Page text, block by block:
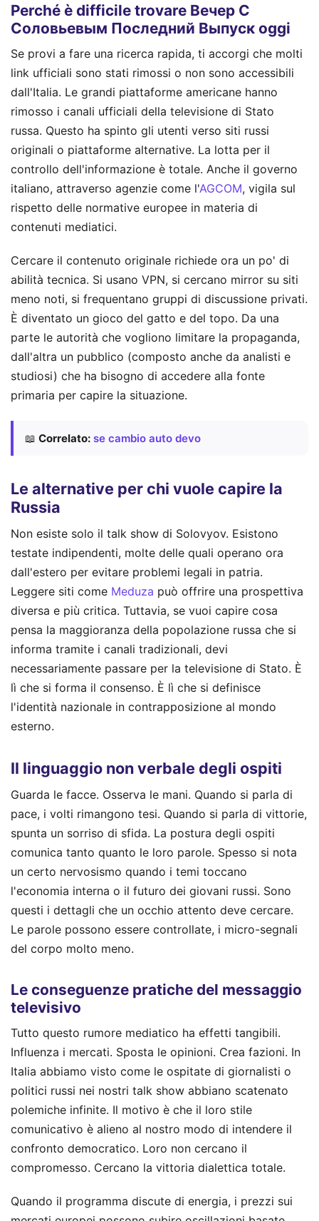
Perché è difficile trovare Вечер С
Соловьевым Последний Выпуск oggi
Se provi a fare una ricerca rapida, ti accorgi che molti
link ufficiali sono stati rimossi o non sono accessibili
dall'Italia. Le grandi piattaforme americane hanno
rimosso i canali ufficiali della televisione di Stato
russa. Questo ha spinto gli utenti verso siti russi
originali o piattaforme alternative. La lotta per il
controllo dell'informazione è totale. Anche il governo
italiano, attraverso agenzie come l'AGCOM, vigila sul
rispetto delle normative europee in materia di
contenuti mediatici.
Cercare il contenuto originale richiede ora un po' di
abilità tecnica. Si usano VPN, si cercano mirror su siti
meno noti, si frequentano gruppi di discussione privati.
È diventato un gioco del gatto e del topo. Da una
parte le autorità che vogliono limitare la propaganda,
dall'altra un pubblico (composto anche da analisti e
studiosi) che ha bisogno di accedere alla fonte
primaria per capire la situazione.
📖 Correlato: se cambio auto devo
Le alternative per chi vuole capire la
Russia
Non esiste solo il talk show di Solovyov. Esistono
testate indipendenti, molte delle quali operano ora
dall'estero per evitare problemi legali in patria.
Leggere siti come Meduza può offrire una prospettiva
diversa e più critica. Tuttavia, se vuoi capire cosa
pensa la maggioranza della popolazione russa che si
informa tramite i canali tradizionali, devi
necessariamente passare per la televisione di Stato. È
lì che si forma il consenso. È lì che si definisce
l'identità nazionale in contrapposizione al mondo
esterno.
Il linguaggio non verbale degli ospiti
Guarda le facce. Osserva le mani. Quando si parla di
pace, i volti rimangono tesi. Quando si parla di vittorie,
spunta un sorriso di sfida. La postura degli ospiti
comunica tanto quanto le loro parole. Spesso si nota
un certo nervosismo quando i temi toccano
l'economia interna o il futuro dei giovani russi. Sono
questi i dettagli che un occhio attento deve cercare.
Le parole possono essere controllate, i micro-segnali
del corpo molto meno.
Le conseguenze pratiche del messaggio
televisivo
Tutto questo rumore mediatico ha effetti tangibili.
Influenza i mercati. Sposta le opinioni. Crea fazioni. In
Italia abbiamo visto come le ospitate di giornalisti o
politici russi nei nostri talk show abbiano scatenato
polemiche infinite. Il motivo è che il loro stile
comunicativo è alieno al nostro modo di intendere il
confronto democratico. Loro non cercano il
compromesso. Cercano la vittoria dialettica totale.
Quando il programma discute di energia, i prezzi sui